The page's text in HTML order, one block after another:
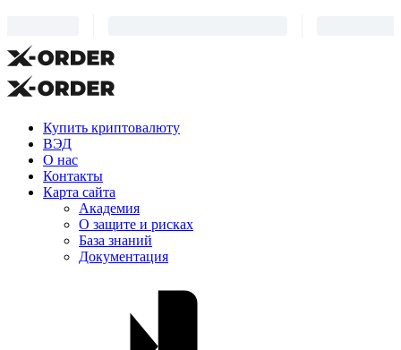
Купить криптовалюту
ВЭД
О нас
Контакты
Карта сайта
Академия
О защите и рисках
База знаний
Документация